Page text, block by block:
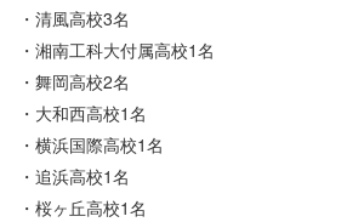
・清風高校3名
・湘南工科大付属高校1名
・舞岡高校2名
・大和西高校1名
・横浜国際高校1名
・追浜高校1名
・桜ヶ丘高校1名